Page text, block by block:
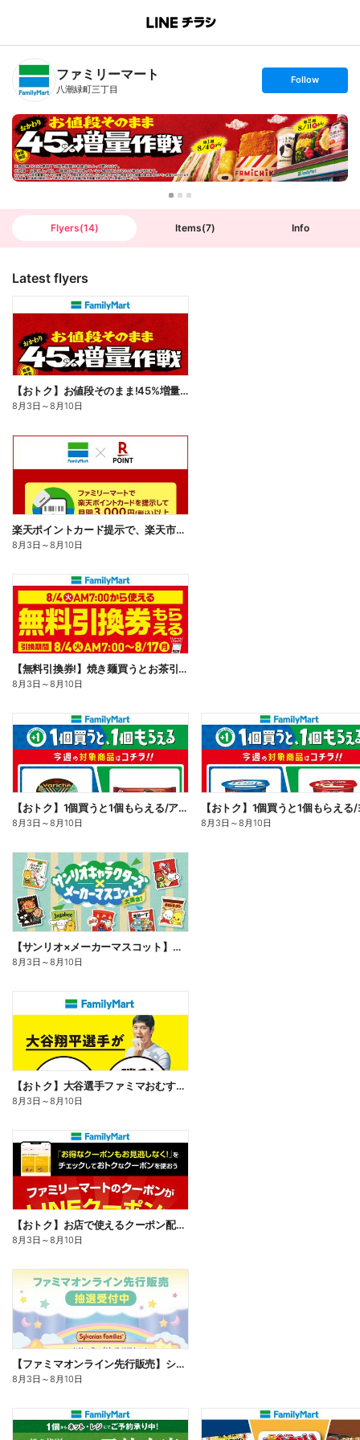
B
n
T
ファミリーマート
八潮緑町三丁目
s
t
o
l
l
o
w
Follow
Flyers(14) Items(7) Info
Latest flyers
【おトク】お値段そのまま!45%増量作戦!
8月3日 ～8月10日
楽天ポイントカード提示で、楽天市場でのお買い物がおトクに!
8月3日 ～8月10日
【無料引換券!】焼き麺買うとお茶引換券貰える!
8月3日 ～8月10日
【おトク】1個買うと1個もらえる/アイス
8月3日 ～8月10日 8月3日 ～8月10日
【サンリオ×メーカーマスコット】オリジナルグッズ貰える!
8月3日 ～8月10日
【おトク】大谷選手ファミマおむすび割
8月3日 ～8月10日
【おトク】お店で使えるクーポン配信中
8月3日 ～8月10日
【ファミマオンライン先行販売】シルバニアファミリー
8月3日 ～8月10日